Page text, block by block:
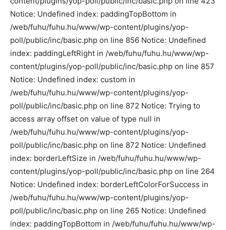
Notice: Undefined index: paddingTopBottom in
/web/fuhu/fuhu.hu/www/wp-content/plugins/yop-
poll/public/inc/basic.php on line 856 Notice: Undefined
index: paddingLeftRight in /web/fuhu/fuhu.hu/www/wp-
content/plugins/yop-poll/public/inc/basic.php on line 857
Notice: Undefined index: custom in
/web/fuhu/fuhu.hu/www/wp-content/plugins/yop-
poll/public/inc/basic.php on line 872 Notice: Trying to
access array offset on value of type null in
/web/fuhu/fuhu.hu/www/wp-content/plugins/yop-
poll/public/inc/basic.php on line 872 Notice: Undefined
index: borderLeftSize in /web/fuhu/fuhu.hu/www/wp-
content/plugins/yop-poll/public/inc/basic.php on line 264
Notice: Undefined index: borderLeftColorForSuccess in
/web/fuhu/fuhu.hu/www/wp-content/plugins/yop-
poll/public/inc/basic.php on line 265 Notice: Undefined
index: paddingTopBottom in /web/fuhu/fuhu.hu/www/wp-